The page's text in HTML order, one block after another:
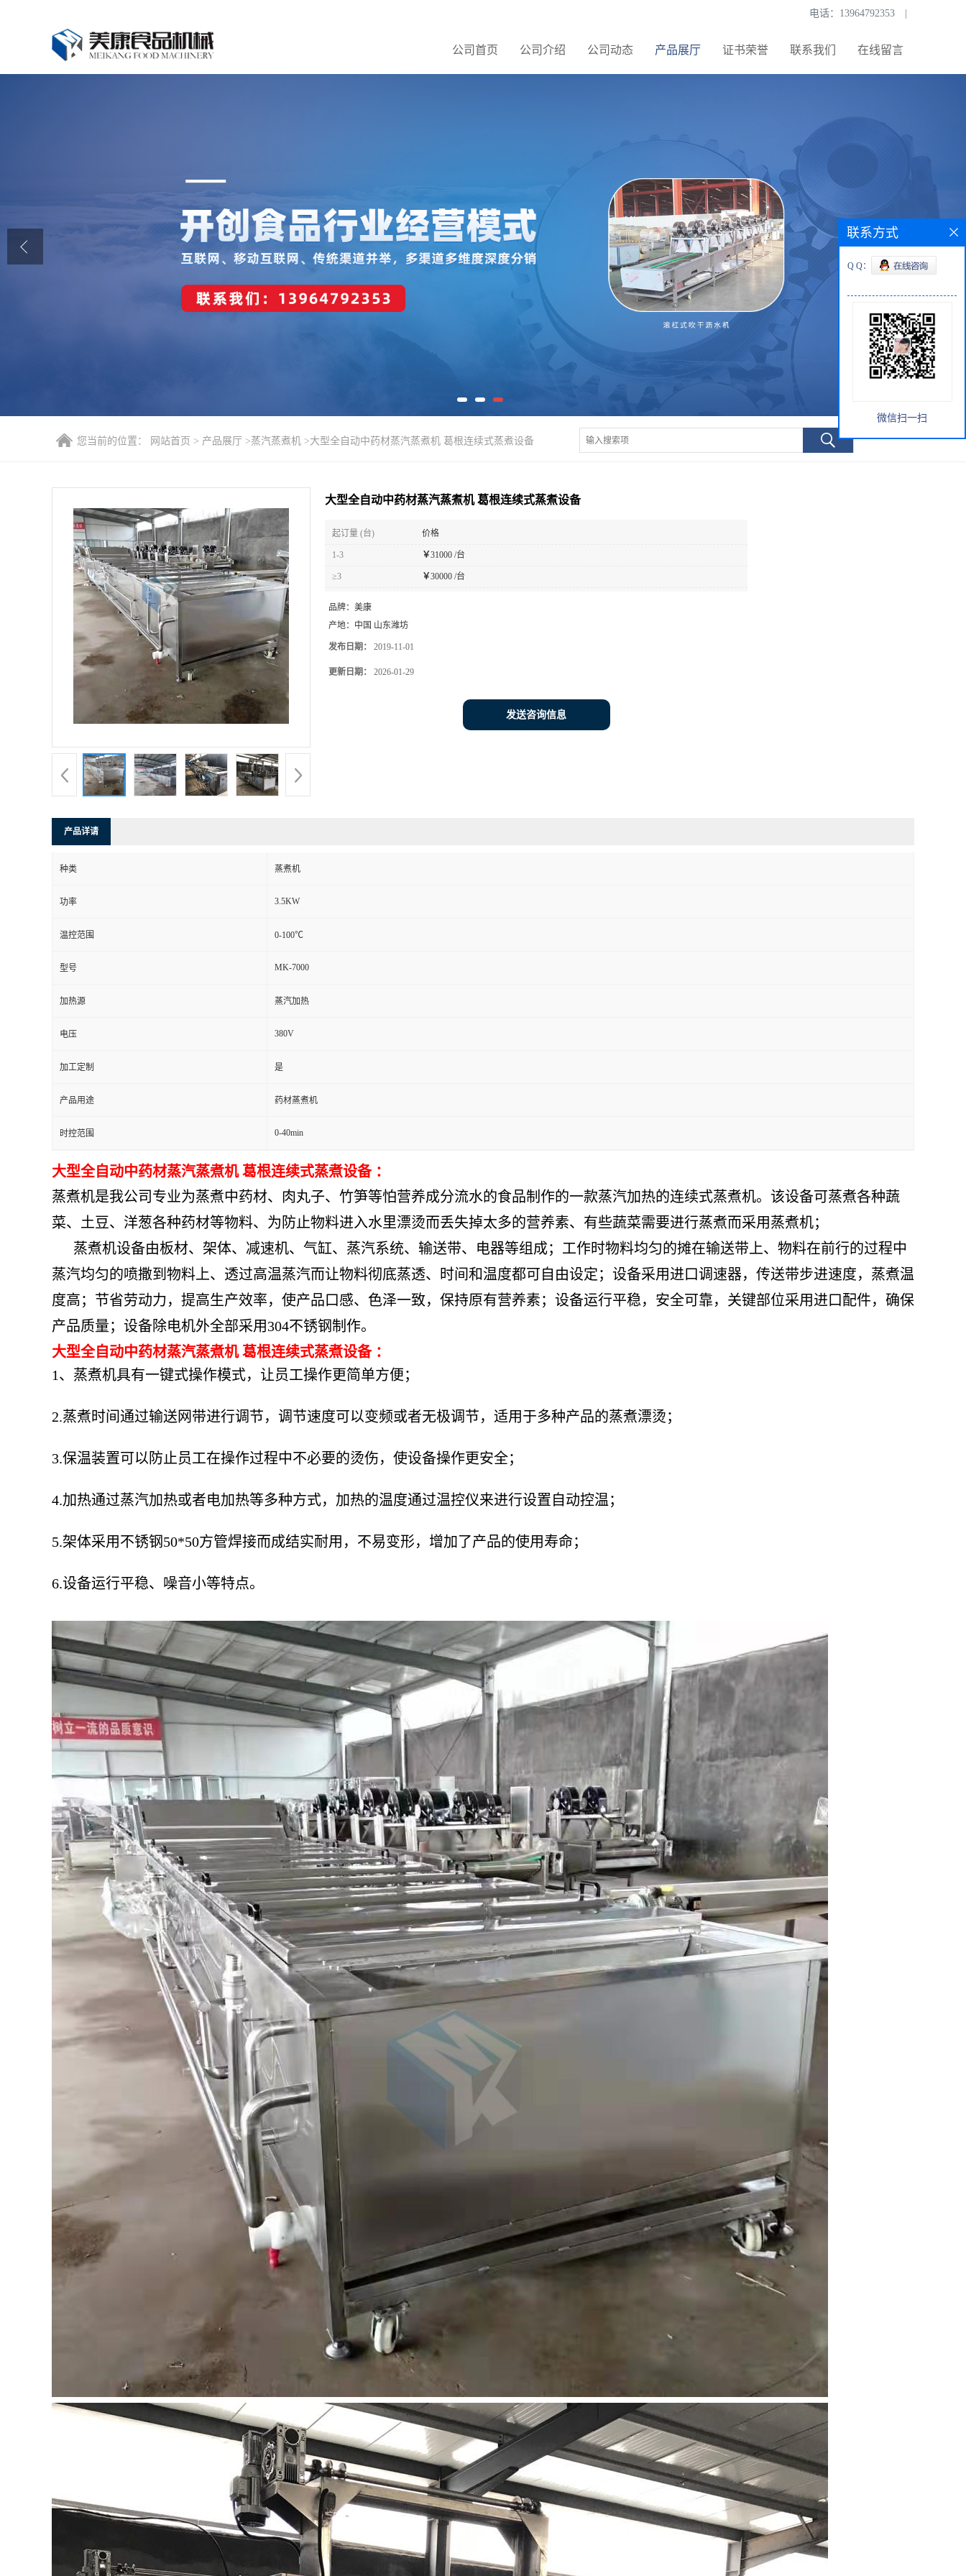
电话： 13964792353
公司首页 公司介绍 公司动态 产品展厅 证书荣誉 联系我们 在线留言
公司首页
在线留言
您当前的位置： 网站首页 > 产品展厅 >蒸汽蒸煮机 >大型全自动中药材蒸汽蒸煮机 葛根连续式蒸煮设备
大型全自动中药材蒸汽蒸煮机 葛根连续式蒸煮设备
起订量 (台) 价格
1-3 ￥31000 /台
≥3 ￥30000 /台
品牌： 美康
产地： 中国 山东潍坊
发布日期： 2019-11-01
更新日期： 2026-01-29
发送咨询信息
产品详请
种类 蒸煮机
功率 3.5KW
温控范围 0-100℃
型号 MK-7000
加热源 蒸汽加热
电压 380V
加工定制 是
产品用途 药材蒸煮机
时控范围 0-40min
大型全自动中药材蒸汽蒸煮机 葛根连续式蒸煮设备 ：
蒸煮机是我公司专业为蒸煮中药材、肉丸子、竹笋等怕营养成分流水的食品制作的一款蒸汽加热的连续式蒸煮机。该设备可蒸煮各种蔬
菜、土豆、洋葱各种药材等物料、为防止物料进入水里漂烫而丢失掉太多的营养素、有些蔬菜需要进行蒸煮而采用蒸煮机；
蒸汽均匀的喷撒到物料上、透过高温蒸汽而让物料彻底蒸透、时间和温度都可自由设定；设备采用进口调速器，传送带步进速度，蒸煮温
度高；节省劳动力，提高生产效率，使产品口感、色泽一致，保持原有营养素；设备运行平稳，安全可靠，关键部位采用进口配件，确保
产品质量；设备除电机外全部采用304不锈钢制作。
大型全自动中药材蒸汽蒸煮机 葛根连续式蒸煮设备 ：
1、蒸煮机具有一键式操作模式，让员工操作更简单方便；
2.蒸煮时间通过输送网带进行调节，调节速度可以变频或者无极调节，适用于多种产品的蒸煮漂烫；
3.保温装置可以防止员工在操作过程中不必要的烫伤，使设备操作更安全；
4.加热通过蒸汽加热或者电加热等多种方式，加热的温度通过温控仪来进行设置自动控温；
5.架体采用不锈钢50*50方管焊接而成结实耐用，不易变形，增加了产品的使用寿命；
6.设备运行平稳、噪音小等特点。
联系方式
Q Q：
微信扫一扫